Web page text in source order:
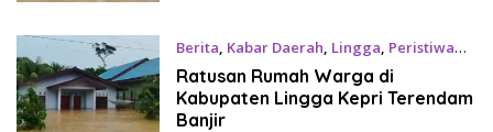
Berita, Kabar Daerah, Lingga, Peristiwa
Januari 12, 2025
Ratusan Rumah Warga di
Kabupaten Lingga Kepri Terendam
Banjir